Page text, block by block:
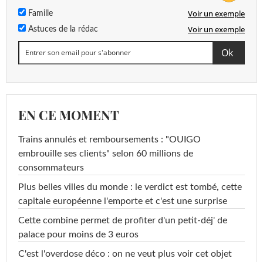
Famille Voir un exemple
Astuces de la rédac Voir un exemple
EN CE MOMENT
Trains annulés et remboursements : "OUIGO
embrouille ses clients" selon 60 millions de
consommateurs
Plus belles villes du monde : le verdict est tombé, cette
capitale européenne l'emporte et c'est une surprise
Cette combine permet de profiter d'un petit-déj' de
palace pour moins de 3 euros
C'est l'overdose déco : on ne veut plus voir cet objet